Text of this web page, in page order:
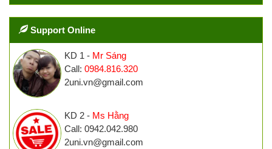
Support Online
KD 1 - Mr Sáng
Call: 0984.816.320
2uni.vn@gmail.com
KD 2 - Ms Hằng
Call: 0942.042.980
2uni.vn@gmail.com